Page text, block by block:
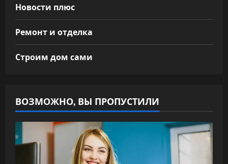
Новости плюс
Ремонт и отделка
Строим дом сами
ВОЗМОЖНО, ВЫ ПРОПУСТИЛИ